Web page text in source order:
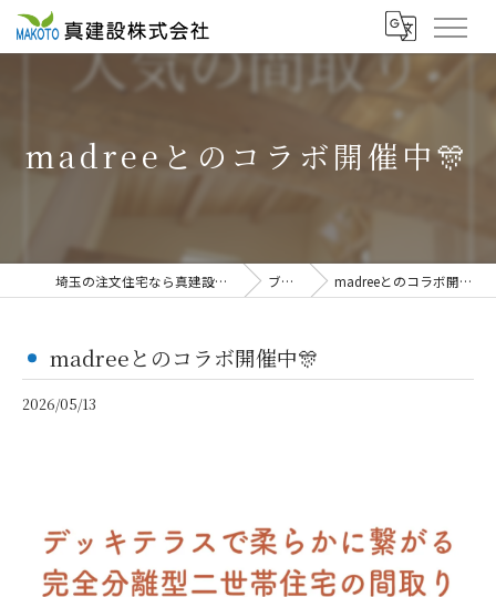
madreeとのコラボ開催中🎊
埼玉の注文住宅なら真建設株式会社 ブログ madreeとのコラボ開催中🎊
madreeとのコラボ開催中🎊
2026/05/13